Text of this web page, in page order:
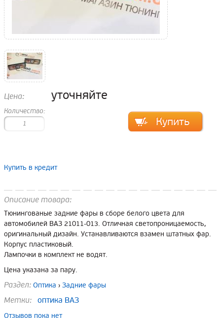
Цена: уточняйте
Количество:
Купить в кредит
Описание товара:
Тюнингованые задние фары в сборе белого цвета для
автомобилей ВАЗ 21011-013. Отличная светопроницаемость,
оригинальный дизайн. Устанавливаются взамен штатных фар.
Корпус пластиковый.
Лампочки в комплект не водят.
Цена указана за пару.
Раздел: Оптика › Задние фары
Метки: оптика ВАЗ
Отзывов пока нет